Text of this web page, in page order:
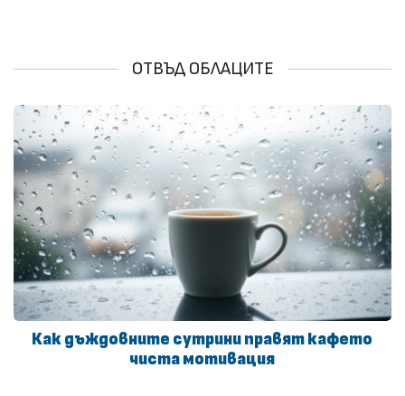
ОТВЪД ОБЛАЦИТЕ
Как дъждовните сутрини правят кафето
чиста мотивация